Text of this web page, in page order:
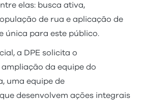
elas: busca ativa,
de rua e aplicação de
única para este público.
a DPE solicita o
da equipe do
uma equipe de
desenvolvem ações integrais